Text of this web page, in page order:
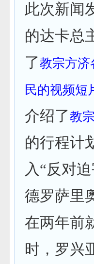
此次新闻
的达卡总
了教宗方济
民的视频短
介绍了教
的行程计
入“反对
德罗萨里
在两年前
时，罗兴